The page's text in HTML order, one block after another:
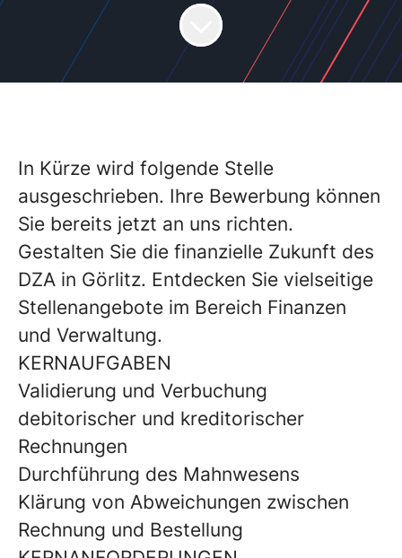
In Kürze wird folgende Stelle
ausgeschrieben. Ihre Bewerbung können
Sie bereits jetzt an uns richten.
Gestalten Sie die finanzielle Zukunft des
DZA in Görlitz. Entdecken Sie vielseitige
Stellenangebote im Bereich Finanzen
und Verwaltung.
KERNAUFGABEN
Validierung und Verbuchung
debitorischer und kreditorischer
Rechnungen
Durchführung des Mahnwesens
Klärung von Abweichungen zwischen
Rechnung und Bestellung